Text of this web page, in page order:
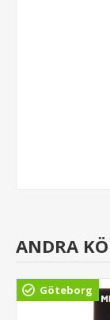
ANDRA
Göteborg